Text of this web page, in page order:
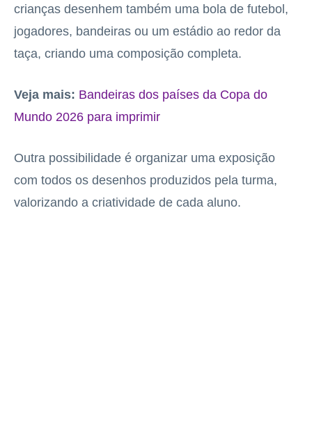
crianças desenhem também uma bola de futebol,
jogadores, bandeiras ou um estádio ao redor da
taça, criando uma composição completa.
Veja mais: Bandeiras dos países da Copa do
Mundo 2026 para imprimir
Outra possibilidade é organizar uma exposição
com todos os desenhos produzidos pela turma,
valorizando a criatividade de cada aluno.